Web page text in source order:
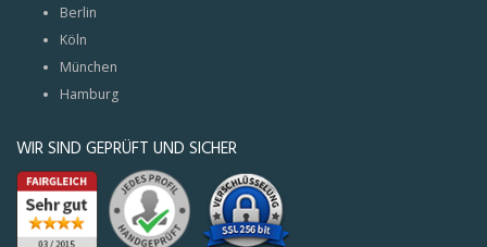
Berlin
Köln
München
Hamburg
WIR SIND GEPRÜFT UND SICHER